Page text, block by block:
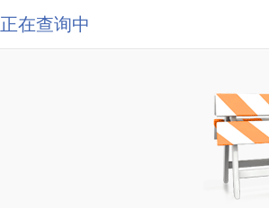
正在查询中